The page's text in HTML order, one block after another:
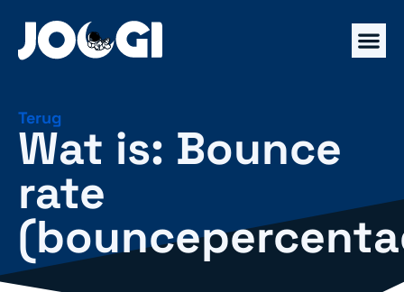
Terug
Wat is: Bounce
rate